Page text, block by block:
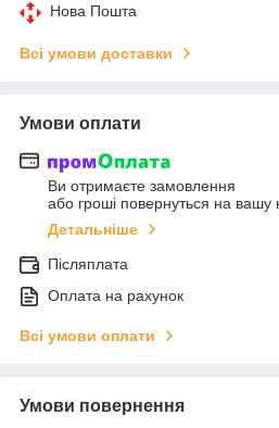
Нова Пошта
Всі умови доставки
Умови оплати
Ви отримаєте замовлення
або гроші повернуться на вашу
Детальніше
Післяплата
Оплата на рахунок
Всі умови оплати
Умови повернення